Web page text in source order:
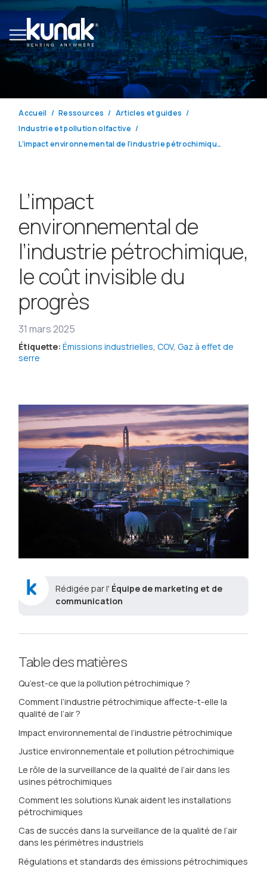
Accueil Ressources
Articles et guides
Industrie et pollution olfactive
L’impact environnemental de l’industrie pétrochimique, le coût invisible du progrès
L’impact
environnemental de
l’industrie pétrochimique,
le coût invisible du
progrès
31 mars 2025
Étiquette:Émissions industrielles ,COV,Gaz à effet de
serre
Rédigée par l' Équipe de marketing et de
communication
Table des matières
Qu’est-ce que la pollution pétrochimique ?
Comment l’industrie pétrochimique affecte-t-elle la
qualité de l’air ?
Impact environnemental de l’industrie pétrochimique
Justice environnementale et pollution pétrochimique
Le rôle de la surveillance de la qualité de l’air dans les
usines pétrochimiques
Comment les solutions Kunak aident les installations
pétrochimiques
Cas de succès dans la surveillance de la qualité de l’air
dans les périmètres industriels
Régulations et standards des émissions pétrochimiques